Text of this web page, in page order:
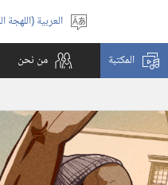
اختر
اللغة
العربية (اللهجة
المكتبة من نحن